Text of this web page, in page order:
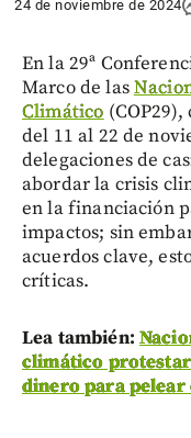
24 de noviembre de 2024
En la 29ª
Marco de las
Climático
del 11 al 22 de
delegaciones de
abordar la crisis
en la financiación
impactos; sin
acuerdos clave,
críticas.
Lea también:
climático
dinero para